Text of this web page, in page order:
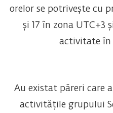
orelor se potrivește cu
și 17 în zona UTC+3
activitate în
Au existat păreri care
activitățile grupului